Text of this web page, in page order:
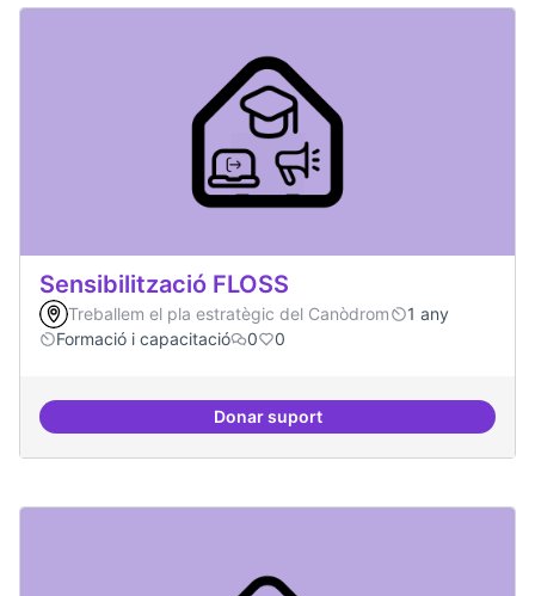
Sensibilització FLOSS
Treballem el pla estratègic del Canòdrom
1 any
Formació i capacitació
0 0
Donar suportSensibilització FLOSS